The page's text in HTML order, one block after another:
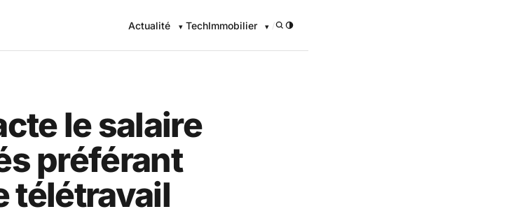
Actualité TechImmobilier /
le salaire
préférant
télétravail